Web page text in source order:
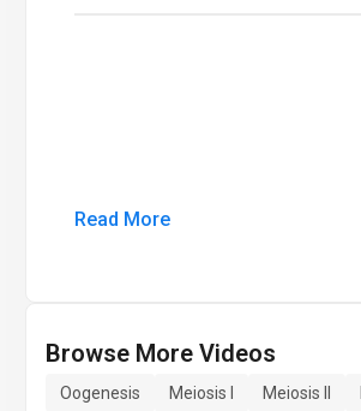
Read More
Browse More Videos
Oogenesis Meiosis I Meiosis II